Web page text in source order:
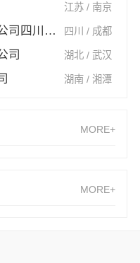
江苏 / 南京
中蓝建投（北京）建设有限公司四川第一分公司 四川 / 成都
司 湖北 / 武汉
湖南 / 湘潭
MORE+
MORE+